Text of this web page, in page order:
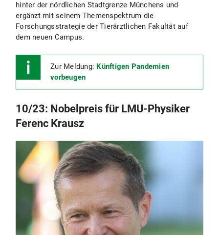
hinter der nördlichen Stadtgrenze Münchens und
ergänzt mit seinem Themenspektrum die
Forschungsstrategie der Tierärztlichen Fakultät auf
dem neuen Campus.
Zur Meldung: Künftigen Pandemien
vorbeugen
10/23: Nobelpreis für LMU-Physiker
Ferenc Krausz